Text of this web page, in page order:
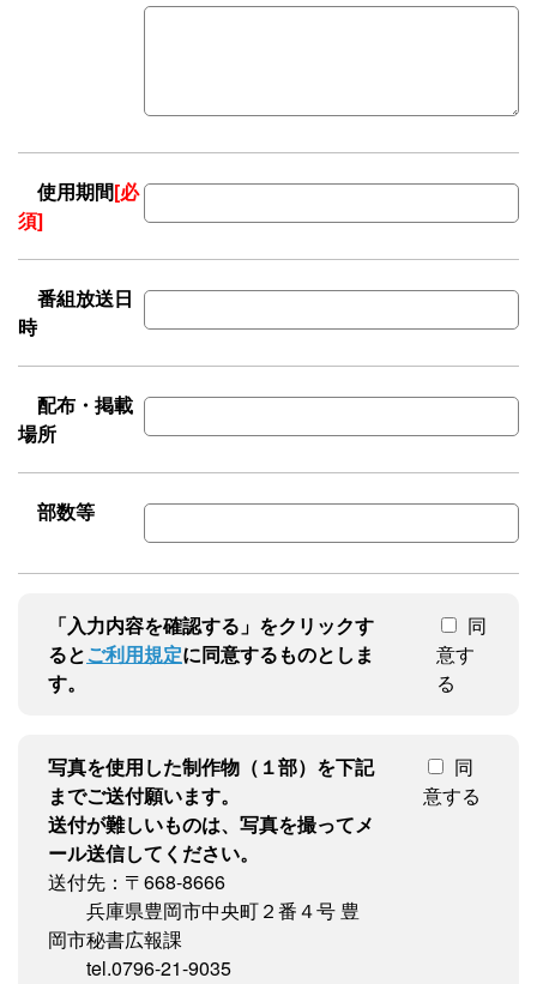
使用期間[必
須]
番組放送日
時
配布・掲載
場所
部数等
「入力内容を確認する」をクリックす
るとご利用規定に同意するものとしま
す。
同
意す
る
写真を使用した制作物（１部）を下記
までご送付願います。
送付が難しいものは、写真を撮ってメ
ール送信してください。
送付先：〒668-8666
兵庫県豊岡市中央町２番４号 豊
岡市秘書広報課
tel.0796-21-9035
同
意する